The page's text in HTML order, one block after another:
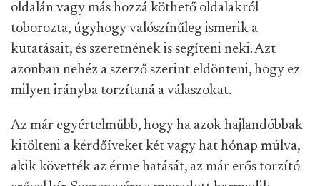
oldalán vagy más hozzá köthető oldalakról
toborozta, úgyhogy valószínűleg ismerik a
kutatásait, és szeretnének is segíteni neki. Azt
azonban nehéz a szerző szerint eldönteni, hogy ez
milyen irányba torzítaná a válaszokat.
Az már egyértelműbb, hogy ha azok hajlandóbbak
kitölteni a kérdőíveket két vagy hat hónap múlva,
akik követték az érme hatását, az már erős torzító